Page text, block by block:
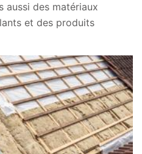
aussi des matériaux
et des produits